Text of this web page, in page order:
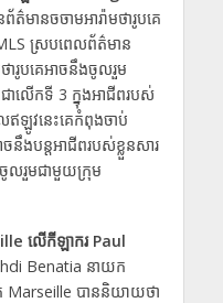
ត៌មានចចាមអារ៉ាមថារូបគេ
ស្របពេលព័ត៌មាន
ារូបគេអាចនឹងចូលរួម
លើកទី 3 ក្នុងអាជីពរបស់
ឥឡូវនេះគេកំពុងចាប់
នឹងបន្តអាជីពរបស់ខ្លួនសារ
ចូលរួមជាមួយក្រុម
លើកីឡាករ Paul
Benatia នាយក
ត់ Marseille បាននិយាយថា